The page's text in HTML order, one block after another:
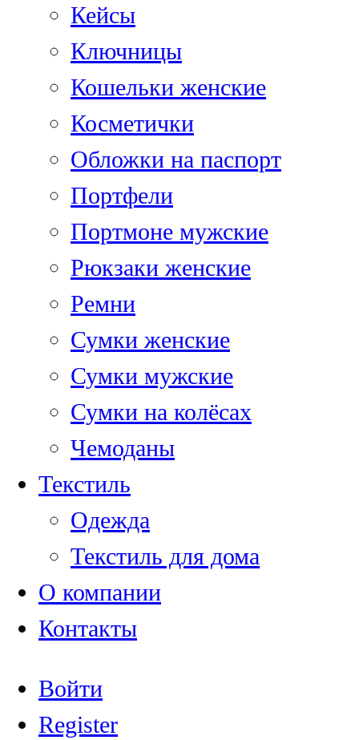
Кейсы
Ключницы
Кошельки женские
Косметички
Обложки на паспорт
Портфели
Портмоне мужские
Рюкзаки женские
Ремни
Сумки женские
Сумки мужские
Сумки на колёсах
Чемоданы
Текстиль
Одежда
Текстиль для дома
О компании
Контакты
Войти
Register